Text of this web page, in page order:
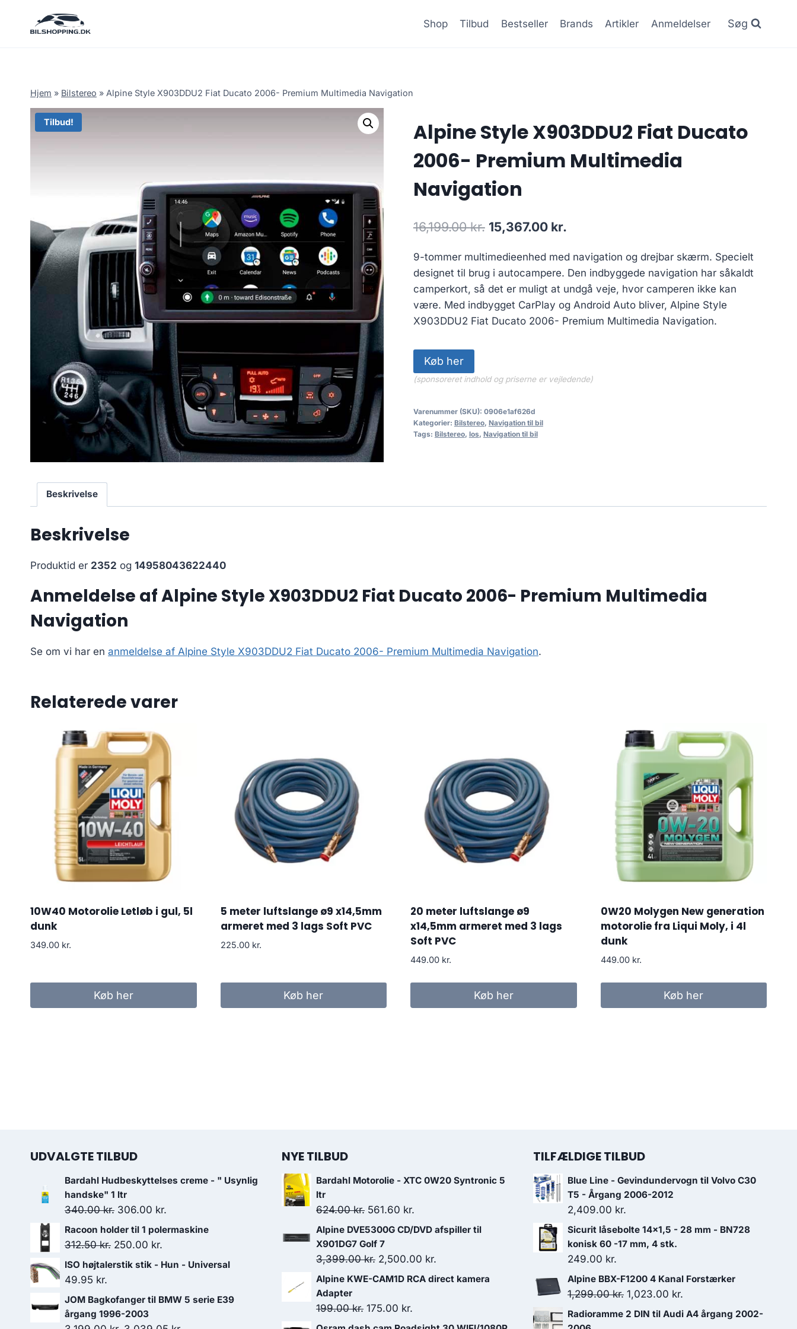
Shop Tilbud Bestseller Brands Artikler Anmeldelser Søg
Hjem » Bilstereo » Alpine Style X903DDU2 Fiat Ducato 2006- Premium Multimedia Navigation
Tilbud!
Alpine Style X903DDU2 Fiat Ducato
2006- Premium Multimedia
Navigation
16,199.00kr. Den
pris
var:
16,199.00 kr..
15,367.00 kr.
pris
er:
15,367.00 kr..
9-tommer multimedieenhed med navigation og drejbar skærm. Specielt
designet til brug i autocampere. Den indbyggede navigation har såkaldt
camperkort, så det er muligt at undgå veje, hvor camperen ikke kan
være. Med indbygget CarPlay og Android Auto bliver, Alpine Style
X903DDU2 Fiat Ducato 2006- Premium Multimedia Navigation.
Køb her
(sponsoreret indhold og priserne er vejledende)
Varenummer (SKU): 0906e1af626d
Kategorier: Bilstereo, Navigation til bil
Tags: Bilstereo, los, Navigation til bil
Beskrivelse
Beskrivelse
Produktid er 2352 og 14958043622440
Anmeldelse af Alpine Style X903DDU2 Fiat Ducato 2006- Premium Multimedia
Navigation
Se om vi har en anmeldelse af Alpine Style X903DDU2 Fiat Ducato 2006- Premium Multimedia Navigation.
Relaterede varer
10W40 Motorolie Letløb i gul, 5l
dunk
349.00 kr.
Køb her
5 meter luftslange ø9 x14,5mm
armeret med 3 lags Soft PVC
225.00 kr.
Køb her
20 meter luftslange ø9
x14,5mm armeret med 3 lags
Soft PVC
449.00 kr.
Køb her
0W20 Molygen New generation
motorolie fra Liqui Moly, i 4l
dunk
449.00 kr.
Køb her
UDVALGTE TILBUD
Bardahl Hudbeskyttelses creme - " Usynlig
handske" 1 ltr
340.00kr. Den
oprindelige
pris
306.00 kr.
aktuelle
Racoon holder til 1 polermaskine
312.50kr. Den
oprindelige
312.50 kr..
250.00 kr.
aktuelle
ISO højtalerstik stik - Hun - Universal
49.95 kr.
JOM Bagkofanger til BMW 5 serie E39
årgang 1996-2003
NYE TILBUD
Bardahl Motorolie - XTC 0W20 Syntronic 5
ltr
624.00kr. Den
oprindelige
pris
var:
624.00 kr..
561.60 kr.
aktuelle
er:
561.60 kr..
Alpine DVE5300G CD/DVD afspiller til
X901DG7 Golf 7
3,399.00kr. Den
oprindelige
var:
3,399.00 kr..
2,500.00 kr.
aktuelle
2,500.00 kr..
Alpine KWE-CAM1D RCA direct kamera
Adapter
199.00kr. Den
oprindelige
175.00 kr.
aktuelle
TILFÆLDIGE TILBUD
Blue Line - Gevindundervogn til Volvo C30
T5 - Årgang 2006-2012
2,409.00 kr.
Sicurit låsebolte 14x1,5 - 28 mm - BN728
konisk 60 -17 mm, 4 stk.
249.00 kr.
Alpine BBX-F1200 4 Kanal Forstærker
1,299.00kr. Den
oprindelige
1,023.00 kr.
aktuelle
Radioramme 2 DIN til Audi A4 årgang 2002-